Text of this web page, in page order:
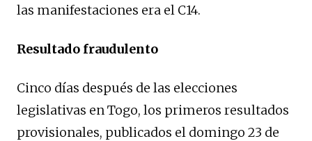
las manifestaciones era el C14.
Resultado fraudulento
Cinco días después de las elecciones
legislativas en Togo, los primeros resultados
provisionales, publicados el domingo 23 de